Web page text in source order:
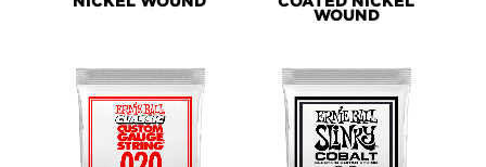
WOUND